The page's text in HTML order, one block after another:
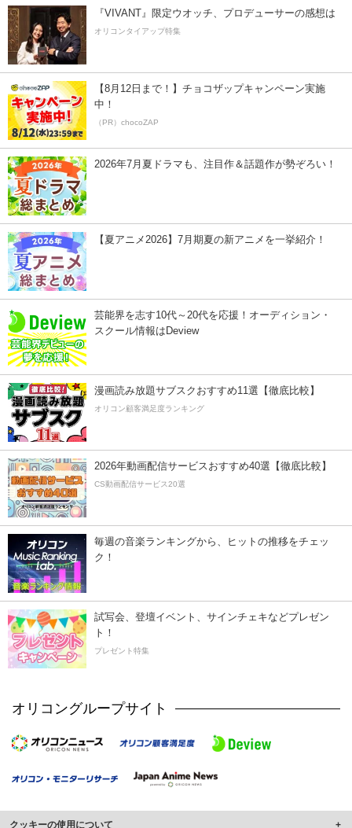
『VIVANT』限定ウオッチ、プロデューサーの感想は
オリコンタイアップ特集
【8月12日まで！】チョコザップキャンペーン実施
中！
（PR）chocoZAP
2026年7月夏ドラマも、注目作＆話題作が勢ぞろい！
【夏アニメ2026】7月期夏の新アニメを一挙紹介！
芸能界を志す10代～20代を応援！オーディション・
スクール情報はDeview
漫画読み放題サブスクおすすめ11選【徹底比較】
オリコン顧客満足度ランキング
2026年動画配信サービスおすすめ40選【徹底比較】
CS動画配信サービス20選
毎週の音楽ランキングから、ヒットの推移をチェッ
ク！
試写会、登壇イベント、サインチェキなどプレゼン
ト！
プレゼント特集
オリコングループサイト
クッキーの使用について